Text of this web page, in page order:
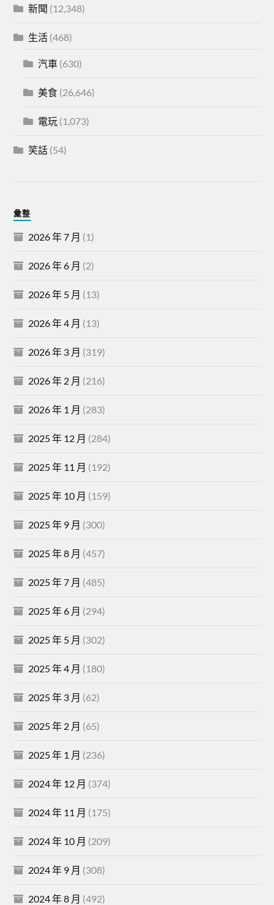
新聞 (12,348)
生活 (468)
汽車 (630)
美食 (26,646)
電玩 (1,073)
笑話 (54)
彙整
2026 年 7 月 (1)
2026 年 6 月 (2)
2026 年 5 月 (13)
2026 年 4 月 (13)
2026 年 3 月 (319)
2026 年 2 月 (216)
2026 年 1 月 (283)
2025 年 12 月 (284)
2025 年 11 月 (192)
2025 年 10 月 (159)
2025 年 9 月 (300)
2025 年 8 月 (457)
2025 年 7 月 (485)
2025 年 6 月 (294)
2025 年 5 月 (302)
2025 年 4 月 (180)
2025 年 3 月 (62)
2025 年 2 月 (65)
2025 年 1 月 (236)
2024 年 12 月 (374)
2024 年 11 月 (175)
2024 年 10 月 (209)
2024 年 9 月 (308)
2024 年 8 月 (492)